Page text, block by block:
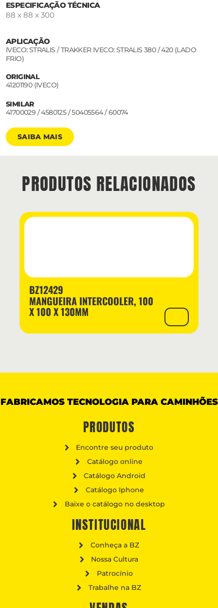
ESPECIFICAÇÃO TÉCNICA
88 x 88 x 300
APLICAÇÃO
IVECO: STRALIS / TRAKKER IVECO: STRALIS 380 / 420 (LADO
FRIO)
ORIGINAL
41201190 (IVECO)
SIMILAR
41700029 / 4580125 / 50405564 / 60074
SAIBA MAIS
PRODUTOS RELACIONADOS
BZ12429
MANGUEIRA INTERCOOLER, 100
X 100 X 130MM
FABRICAMOS TECNOLOGIA PARA CAMINHÕES
PRODUTOS
Encontre seu produto
Catálogo online
Catálogo Android
Catálogo Iphone
Baixe o catálogo no desktop
INSTITUCIONAL
Conheça a BZ
Nossa Cultura
Patrocínio
Trabalhe na BZ